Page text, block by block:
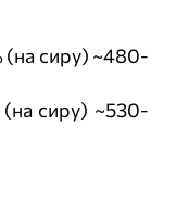
(на сиру) ~480-
сиру) ~530-